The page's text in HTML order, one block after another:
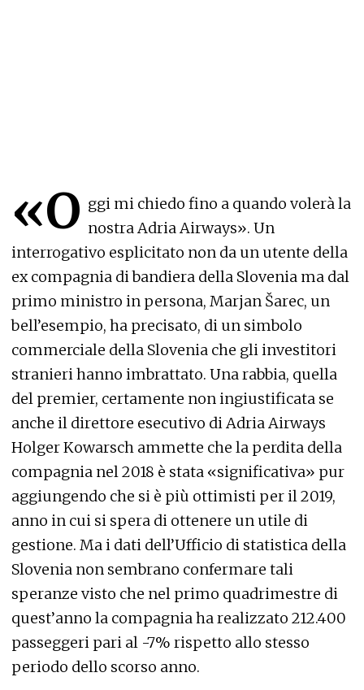
«O ggi mi chiedo fino a quando volerà la
nostra Adria Airways». Un
interrogativo esplicitato non da un utente della
ex compagnia di bandiera della Slovenia ma dal
primo ministro in persona, Marjan Šarec, un
bell’esempio, ha precisato, di un simbolo
commerciale della Slovenia che gli investitori
stranieri hanno imbrattato. Una rabbia, quella
del premier, certamente non ingiustificata se
anche il direttore esecutivo di Adria Airways
Holger Kowarsch ammette che la perdita della
compagnia nel 2018 è stata «significativa» pur
aggiungendo che si è più ottimisti per il 2019,
anno in cui si spera di ottenere un utile di
gestione. Ma i dati dell’Ufficio di statistica della
Slovenia non sembrano confermare tali
speranze visto che nel primo quadrimestre di
quest’anno la compagnia ha realizzato 212.400
passeggeri pari al -7% rispetto allo stesso
periodo dello scorso anno.